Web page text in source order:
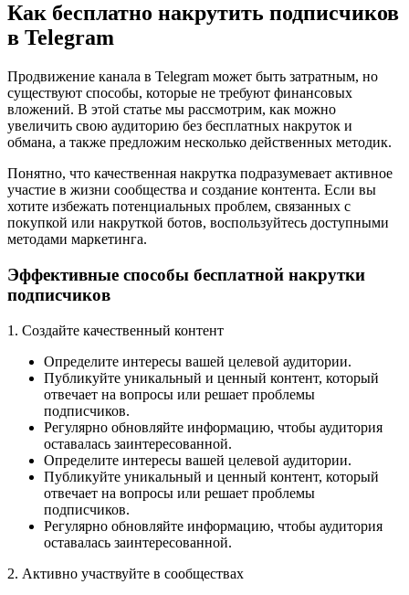
Как бесплатно накрутить подписчиков
в Telegram
Продвижение канала в Telegram может быть затратным, но
существуют способы, которые не требуют финансовых
вложений. В этой статье мы рассмотрим, как можно
увеличить свою аудиторию без бесплатных накруток и
обмана, а также предложим несколько действенных методик.
Понятно, что качественная накрутка подразумевает активное
участие в жизни сообщества и создание контента. Если вы
хотите избежать потенциальных проблем, связанных с
покупкой или накруткой ботов, воспользуйтесь доступными
методами маркетинга.
Эффективные способы бесплатной накрутки
подписчиков
1. Создайте качественный контент
Определите интересы вашей целевой аудитории.
Публикуйте уникальный и ценный контент, который
отвечает на вопросы или решает проблемы
подписчиков.
Регулярно обновляйте информацию, чтобы аудитория
оставалась заинтересованной.
Определите интересы вашей целевой аудитории.
Публикуйте уникальный и ценный контент, который
отвечает на вопросы или решает проблемы
подписчиков.
Регулярно обновляйте информацию, чтобы аудитория
оставалась заинтересованной.
2. Активно участвуйте в сообществах